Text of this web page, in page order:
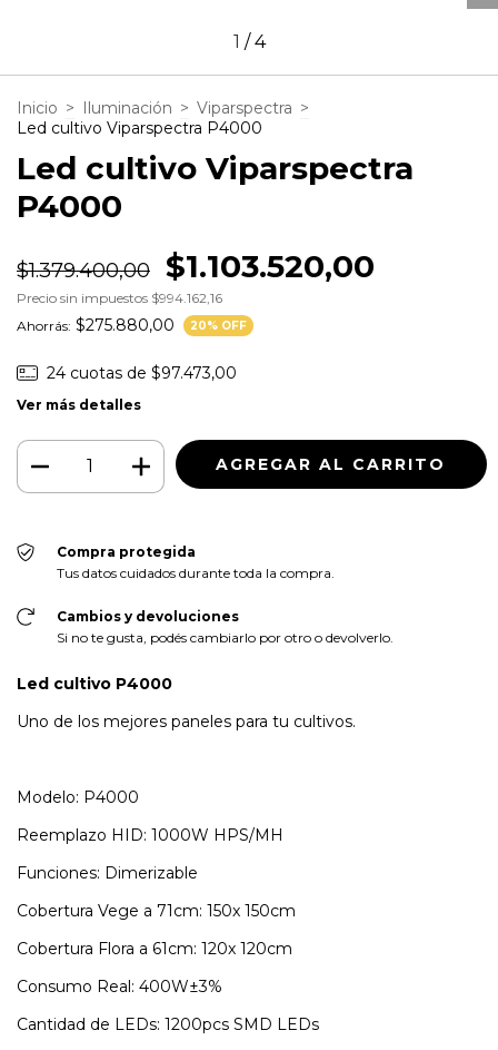
1 /4
Inicio > Iluminación > Viparspectra >
Led cultivo Viparspectra P4000
Led cultivo Viparspectra
P4000
$1.379.400,00 $1.103.520,00
Precio sin impuestos $994.162,16
Ahorrás: $275.880,00 20% OFF
24 cuotas de $97.473,00
Ver más detalles
Compra protegida
Tus datos cuidados durante toda la compra.
Cambios y devoluciones
Si no te gusta, podés cambiarlo por otro o devolverlo.
Led cultivo P4000
Uno de los mejores paneles para tu cultivos.
Modelo: P4000
Reemplazo HID: 1000W HPS/MH
Funciones: Dimerizable
Cobertura Vege a 71cm: 150x 150cm
Cobertura Flora a 61cm: 120x 120cm
Consumo Real: 400W±3%
Cantidad de LEDs: 1200pcs SMD LEDs